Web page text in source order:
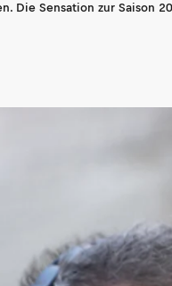
Die Sensation zur Saison